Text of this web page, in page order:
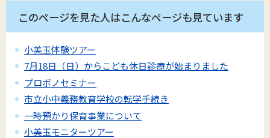
このページを見た人はこんなページも見ています
小美玉体験ツアー
7月18日（日）からこども休日診療が始まりました
プロボノセミナー
市立小中義務教育学校の転学手続き
一時預かり保育事業について
小美玉モニターツアー